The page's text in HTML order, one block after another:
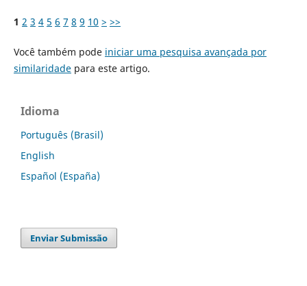
1 2 3 4 5 6 7 8 9 10 > >>
Você também pode iniciar uma pesquisa avançada por
similaridadepara este artigo.
Idioma
Português (Brasil)
English
Español (España)
Enviar Submissão